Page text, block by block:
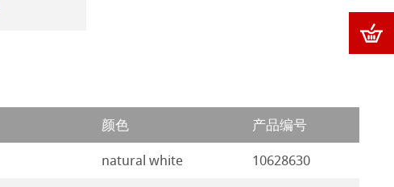
颜色 产品编号
natural white 10628630